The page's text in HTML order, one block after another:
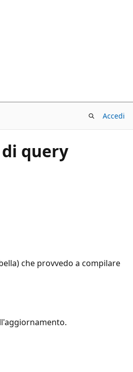
Accedi
query
che provvedo a compilare